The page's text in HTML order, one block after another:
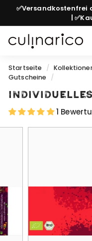
Direkt
Inhalt
✅Versandkostenfrei
|
c
l
i
n
a
r
Startseite /
Gutscheine /
1